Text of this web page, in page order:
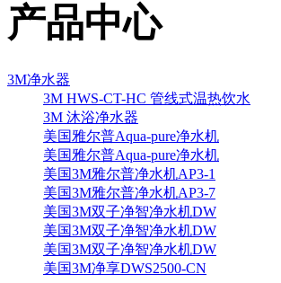
产品中心
3M净水器
3M HWS-CT-HC 管线式温热饮水
3M 沐浴净水器
美国雅尔普Aqua-pure净水机
美国雅尔普Aqua-pure净水机
美国3M雅尔普净水机AP3-1
美国3M雅尔普净水机AP3-7
美国3M双子净智净水机DW
美国3M双子净智净水机DW
美国3M双子净智净水机DW
美国3M净享DWS2500-CN